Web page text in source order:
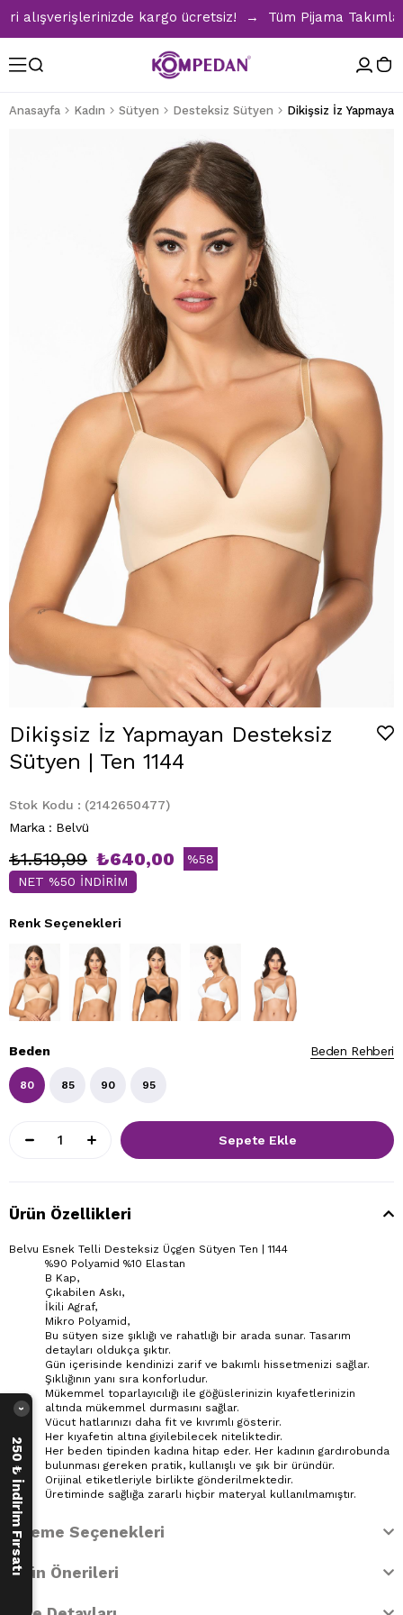
kargo ücretsiz! → Tüm Pijama
Anasayfa Kadın Sütyen Desteksiz Sütyen Dikişsiz İz
Dikişsiz İz Yapmayan Desteksiz
Sütyen | Ten 1144
Stok Kodu
(2142650477)
Marka : Belvü
₺1.519,99 ₺640,00 %58
NET %50 İNDİRİM
Renk Seçenekleri
Beden Rehberi
Beden
80 85 90 95
Ürün Özellikleri
Belvu Esnek Telli Desteksiz Üçgen Sütyen Ten | 1144
%90 Polyamid %10 Elastan
B Kap,
Çıkabilen Askı,
İkili Agraf,
Mikro Polyamid,
Bu sütyen size şıklığı ve rahatlığı bir arada sunar. Tasarım
detayları oldukça şıktır.
Gün içerisinde kendinizi zarif ve bakımlı hissetmenizi sağlar.
Şıklığının yanı sıra konforludur.
Mükemmel toparlayıcılığı ile göğüslerinizin kıyafetlerinizin
altında mükemmel durmasını sağlar.
Vücut hatlarınızı daha fit ve kıvrımlı gösterir.
Her kıyafetin altına giyilebilecek niteliktedir.
Her beden tipinden kadına hitap eder. Her kadının gardırobunda
bulunması gereken pratik, kullanışlı ve şık bir üründür.
Orijinal etiketleriyle birlikte gönderilmektedir.
Üretiminde sağlığa zararlı hiçbir materyal kullanılmamıştır.
Ödeme Seçenekleri
Ürün Önerileri
250 ₺ İndirim Fırsatı
›